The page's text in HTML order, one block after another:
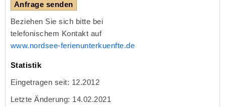
Anfrage senden
Beziehen Sie sich bitte bei
telefonischem Kontakt auf
www.nordsee-ferienunterkuenfte.de
Statistik
Eingetragen seit: 12.2012
Letzte Änderung: 14.02.2021